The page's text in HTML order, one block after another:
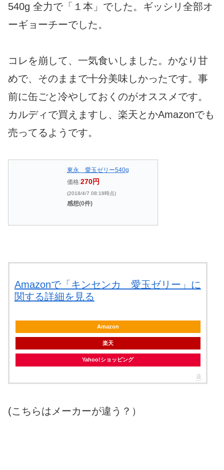
540g 全力で「１本」でした。ギッシリ全部オ
ーギョーチーでした。
コレを崩して、一気食いしました。かなり甘
めで、そのままで十分美味しかったです。事
前に缶ごと冷やしておくのがオススメです。
カルディで買えますし、楽天とかAmazonでも
売ってるようです。
東永 愛玉ゼリー540g
価格:270円
(2018/4/7 08:18時点)
感想(0件)
Amazonで「キンセンカ 愛玉ゼリー」に
関する詳細を見る
Amazon
楽天
Yahoo!ショッピング
(こちらはメーカーが違う？）